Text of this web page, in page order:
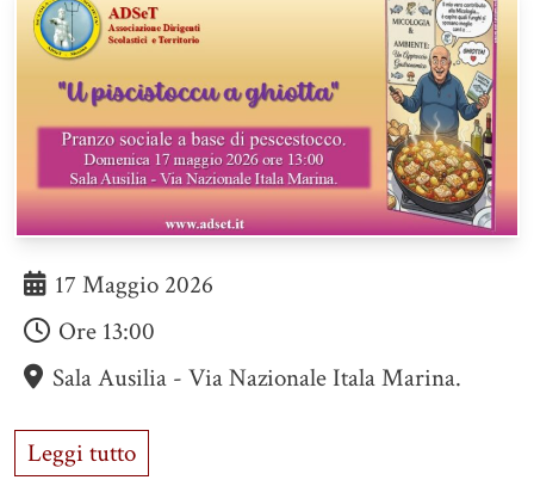
17 Maggio 2026
Ore 13:00
Sala Ausilia - Via Nazionale Itala Marina.
Leggi tutto